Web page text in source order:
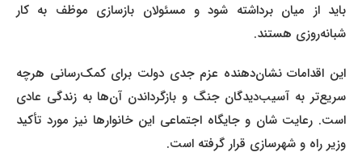
باید از میان برداشته شود و مسئولان بازسازی موظف به کار
شبانه‌روزی هستند.
این اقدامات نشان‌دهنده عزم جدی دولت برای کمک‌رسانی هرچه
سریع‌تر به آسیب‌دیدگان جنگ و بازگرداندن آن‌ها به زندگی عادی
است. رعایت شان و جایگاه اجتماعی این خانوارها نیز مورد تأکید
وزیر راه و شهرسازی قرار گرفته است.